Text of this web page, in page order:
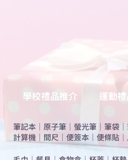
學校禮品推介 運動
筆記本 ｜ 原子筆 ｜ 螢光筆 ｜ 筆袋 ｜
計算機 ｜ 間尺 ｜ 便簽本 ｜ 便條貼 ｜